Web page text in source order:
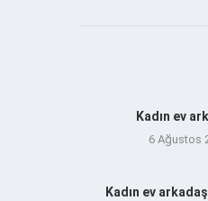
Kadın ev
6 Ağustos
Kadın ev